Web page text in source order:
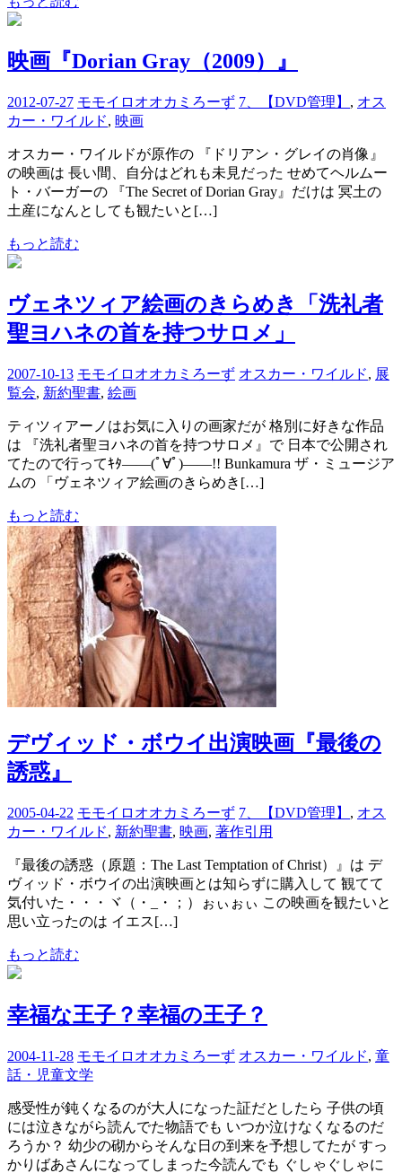
映画『Dorian Gray（2009）』
2012-07-27 モモイロオオカミろーず 7、【DVD管理】 , オス
カー・ワイルド, 映画
オスカー・ワイルドが原作の 『ドリアン・グレイの肖像』
の映画は 長い間、自分はどれも未見だった せめてヘルムー
ト・バーガーの 『The Secret of Dorian Gray』だけは 冥土の
土産になんとしても観たいと[…]
もっと読む
ヴェネツィア絵画のきらめき「洗礼者
聖ヨハネの首を持つサロメ」
2007-10-13 モモイロオオカミろーず オスカー・ワイルド, 展
覧会, 新約聖書, 絵画
ティツィアーノはお気に入りの画家だが 格別に好きな作品
は 『洗礼者聖ヨハネの首を持つサロメ』で 日本で公開され
てたので行ってｷﾀ――(ﾟ∀ﾟ)――!! Bunkamura ザ・ミュージア
ムの 「ヴェネツィア絵画のきらめき[…]
もっと読む
デヴィッド・ボウイ出演映画『最後の
誘惑』
2005-04-22 モモイロオオカミろーず 7、【DVD管理】 , オス
カー・ワイルド, 新約聖書, 映画, 著作引用
『最後の誘惑（原題：The Last Temptation of Christ）』は デ
ヴィッド・ボウイの出演映画とは知らずに購入して 観てて
気付いた・・・ヾ（・_・；）ぉぃぉぃ この映画を観たいと
思い立ったのは イエス[…]
もっと読む
幸福な王子？幸福の王子？
2004-11-28 モモイロオオカミろーず オスカー・ワイルド, 童
話・児童文学
感受性が鈍くなるのが大人になった証だとしたら 子供の頃
には泣きながら読んでた物語でも いつか泣けなくなるのだ
ろうか？ 幼少の砌からそんな日の到来を予想してたが すっ
かりばあさんになってしまった今読んでも ぐしゃぐしゃに